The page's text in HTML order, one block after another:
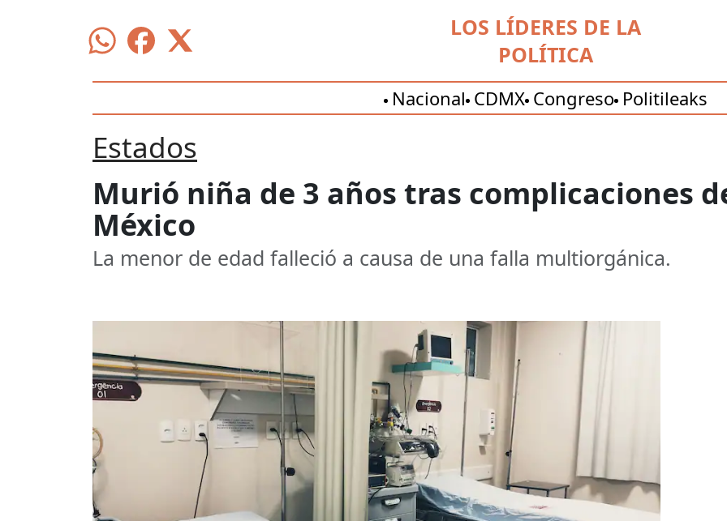
LOS LÍDERES DE LA
POLÍTICA
Nacional CDMX Congreso Politileaks
Estados
Murió niña de 3 años tras complicaciones
México
La menor de edad falleció a causa de una falla multiorgánica.